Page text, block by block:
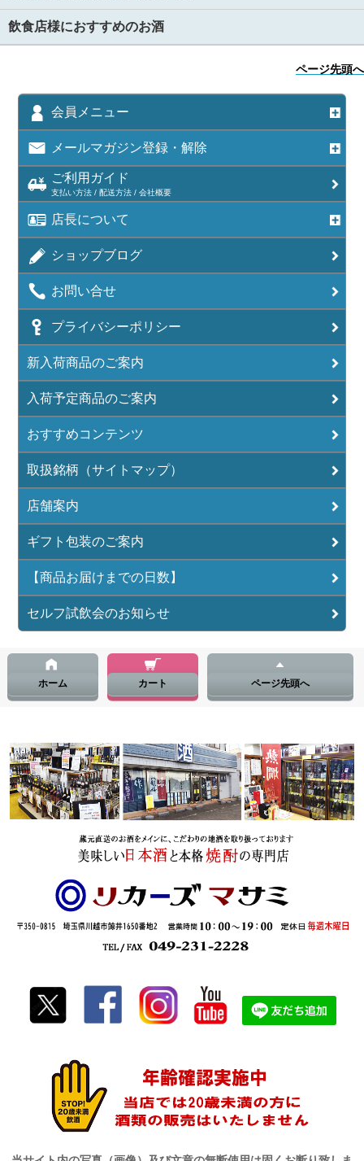
飲食店様におすすめのお酒
ページ先頭へ
会員メニュー
メールマガジン登録・解除
ご利用ガイド
支払い方法 / 配送方法 / 会社概要
店長について
ショップブログ
お問い合せ
プライバシーポリシー
新入荷商品のご案内
入荷予定商品のご案内
おすすめコンテンツ
取扱銘柄（サイトマップ）
店舗案内
ギフト包装のご案内
【商品お届けまでの日数】
セルフ試飲会のお知らせ
ホーム カート ページ先頭へ